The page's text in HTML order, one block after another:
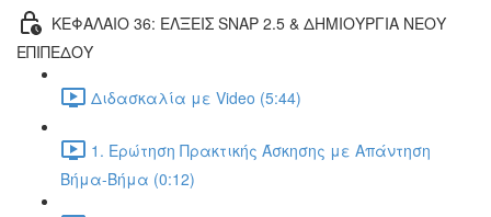
ΚΕΦΑΛΑΙΟ 36: ΕΛΞΕΙΣ SNAP 2.5 & ΔΗΜΙΟΥΡΓΙΑ ΝΕΟΥ
ΕΠΙΠΕΔΟΥ
Διδασκαλία με Video (5:44)
1. Ερώτηση Πρακτικής Άσκησης με Απάντηση
Βήμα-Βήμα (0:12)